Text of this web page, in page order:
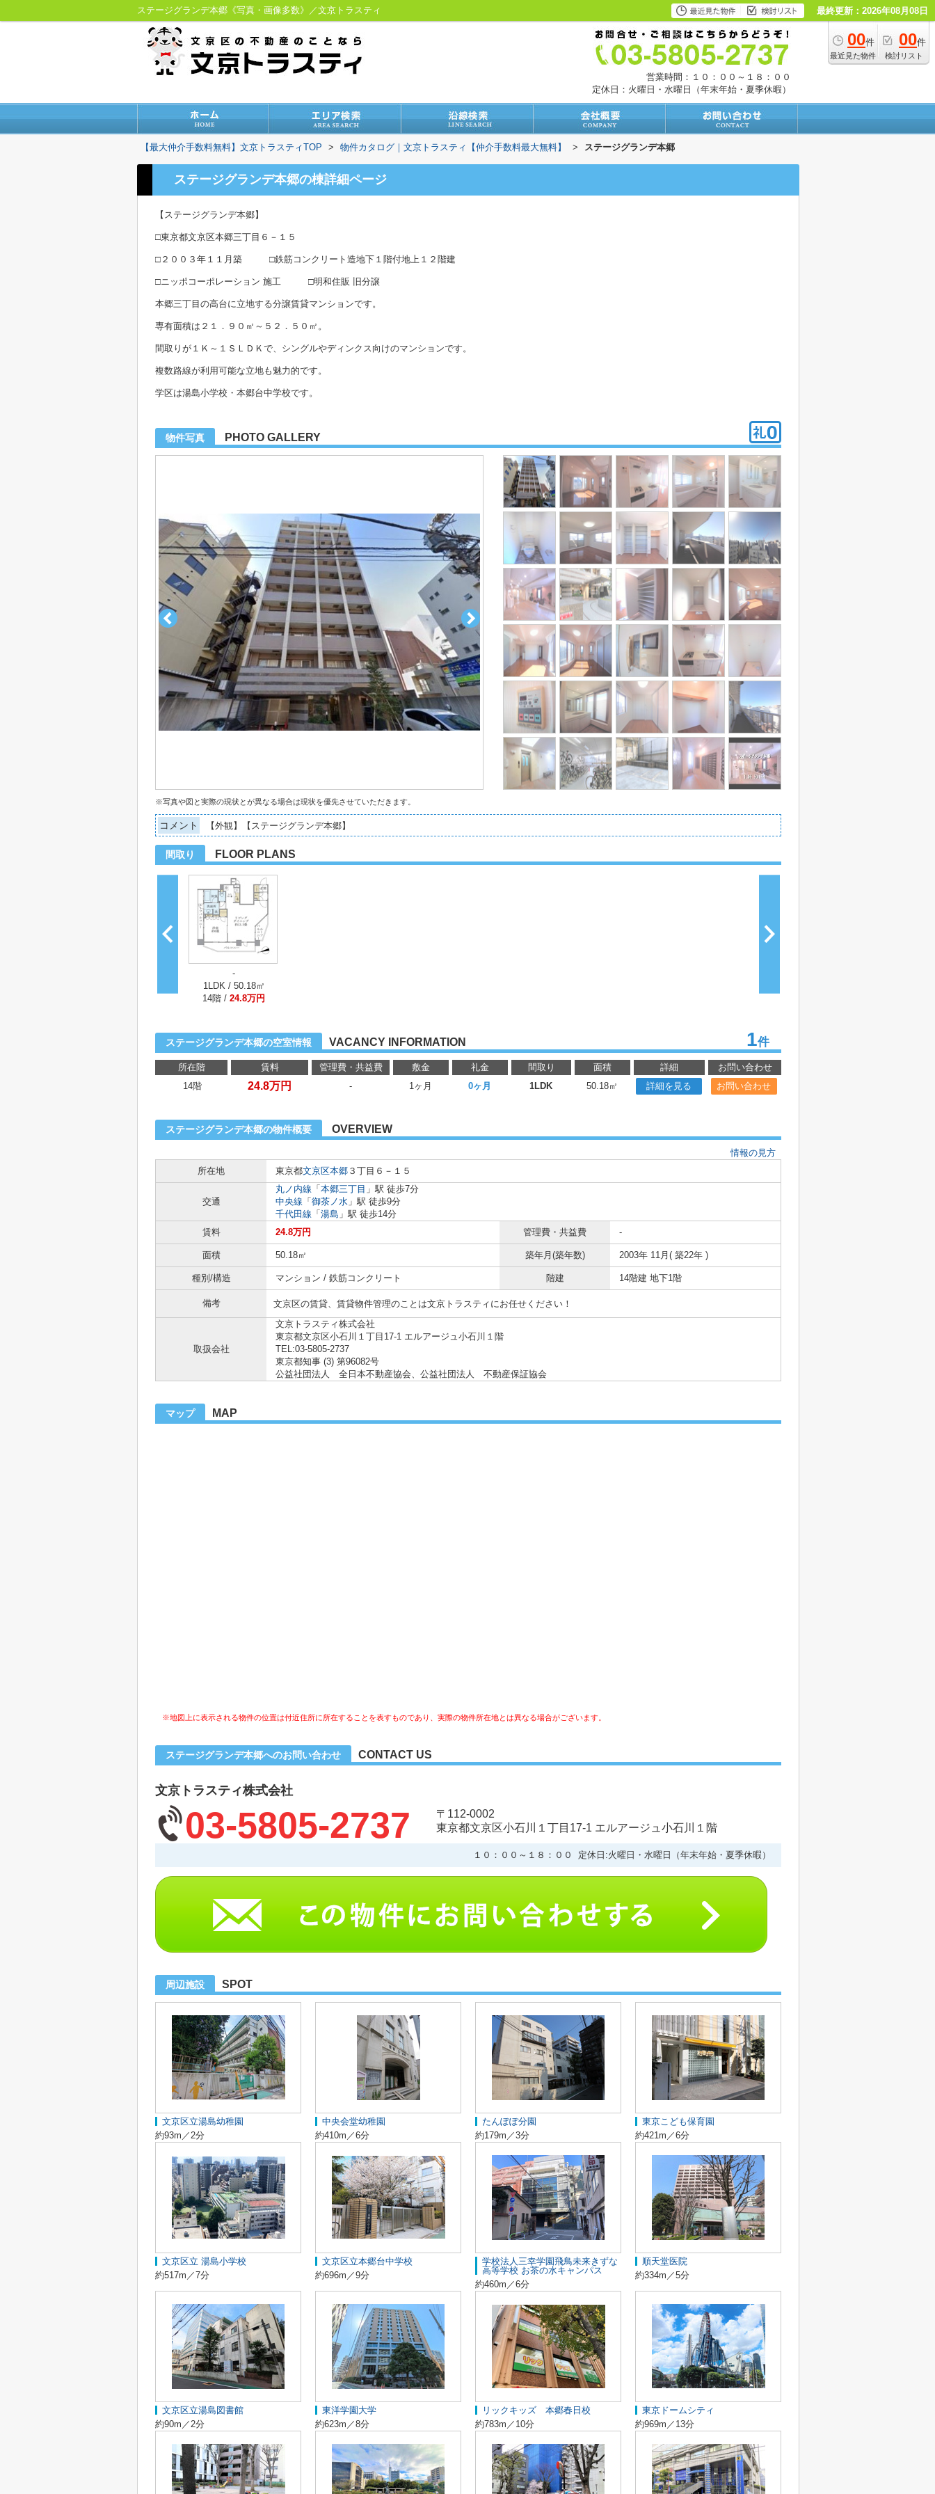
ステージグランデ本郷《写真・画像多数》／文京トラスティ 最終更新：2026年08月08日
00件
最近見た物件
00件
検討リスト
営業時間：１０：００～１８：００
定休日：火曜日・水曜日（年末年始・夏季休暇）
【最大仲介手数料無料】文京トラスティTOP > 物件カタログ｜文京トラスティ【仲介手数料最大無料】 > ステージグランデ本郷
ステージグランデ本郷の棟詳細ページ
【ステージグランデ本郷】
□東京都文京区本郷三丁目６－１５
□２００３年１１月築 □鉄筋コンクリート造地下１階付地上１２階建
□ニッポコーポレーション 施工 □明和住販 旧分譲
本郷三丁目の高台に立地する分譲賃貸マンションです。
専有面積は２１．９０㎡～５２．５０㎡。
間取りが１Ｋ～１ＳＬＤＫで、シングルやディンクス向けのマンションです。
複数路線が利用可能な立地も魅力的です。
学区は湯島小学校・本郷台中学校です。
物件写真 PHOTO GALLERY
※写真や図と実際の現状とが異なる場合は現状を優先させていただきます。
コメント 【外観】【ステージグランデ本郷】
間取り FLOOR PLANS
-
1LDK / 50.18㎡
14階 / 24.8万円
ステージグランデ本郷の空室情報 VACANCY INFORMATION 1件
所在階 賃料 管理費・共益費 敷金 礼金 間取り 面積 詳細
お問い合わせ
14階
24.8万円 - 1ヶ月 0ヶ月 1LDK 50.18㎡ 詳細を見る お問い合わせ
ステージグランデ本郷の物件概要 OVERVIEW
情報の見方
所在地
東京都文京区本郷 ３丁目６－１５
交通
丸ノ内線 「 本郷三丁目 」駅 徒歩7分
中央線 「 御茶ノ水 」駅 徒歩9分
千代田線 「 湯島 」駅 徒歩14分
賃料
24.8万円 管理費・共益費 -
面積 50.18㎡ 築年月(築年数) 2003年 11月( 築22年 )
種別/構造 マンション / 鉄筋コンクリート 階建 14階建 地下1階
備考 文京区の賃貸、賃貸物件管理のことは文京トラスティにお任せください！
取扱会社
文京トラスティ株式会社
東京都文京区小石川１丁目17-1 エルアージュ小石川１階
TEL:03-5805-2737
東京都知事 (3) 第96082号
公益社団法人 全日本不動産協会、公益社団法人 不動産保証協会
マップ MAP
※地図上に表示される物件の位置は付近住所に所在することを表すものであり、実際の物件所在地とは異なる場合がございます。
ステージグランデ本郷へのお問い合わせ CONTACT US
文京トラスティ株式会社
03-5805-2737
〒112-0002
東京都文京区小石川１丁目17-1 エルアージュ小石川１階
１０：００～１８：００ 定休日:火曜日・水曜日（年末年始・夏季休暇）
周辺施設 SPOT
文京区立湯島幼稚園
約93m／2分
中央会堂幼稚園
約410m／6分
たんぽぽ分園
約179m／3分
東京こども保育園
約421m／6分
文京区立 湯島小学校
約517m／7分
文京区立本郷台中学校
約696m／9分
学校法人三幸学園飛鳥未来きずな
高等学校 お茶の水キャンパス
約460m／6分
順天堂医院
約334m／5分
文京区立湯島図書館
約90m／2分
東洋学園大学
約623m／8分
リックキッズ 本郷春日校
約783m／10分
東京ドームシティ
約969m／13分